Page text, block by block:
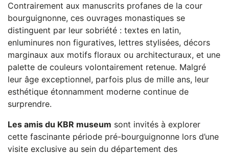
Contrairement aux manuscrits profanes de la cour
bourguignonne, ces ouvrages monastiques se
distinguent par leur sobriété : textes en latin,
enluminures non figuratives, lettres stylisées, décors
marginaux aux motifs floraux ou architecturaux, et une
palette de couleurs volontairement retenue. Malgré
leur âge exceptionnel, parfois plus de mille ans, leur
esthétique étonnamment moderne continue de
surprendre.
Les amis du KBR museum sont invités à explorer
cette fascinante période pré-bourguignonne lors d’une
visite exclusive au sein du département des